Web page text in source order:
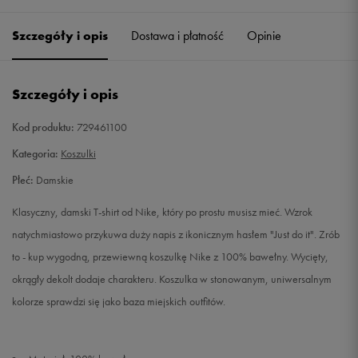
S Powiadom o dostępności
Szczegóły i opis Dostawa i płatność Opinie
Szczegóły i opis
Kod produktu: 729461100
Kategoria: Koszulki
Płeć: Damskie
Klasyczny, damski T-shirt od Nike, który po prostu musisz mieć. Wzrok
natychmiastowo przykuwa duży napis z ikonicznym hasłem "Just do it". Zrób
to - kup wygodną, przewiewną koszulkę Nike z 100% bawełny. Wycięty,
okrągły dekolt dodaje charakteru. Koszulka w stonowanym, uniwersalnym
kolorze sprawdzi się jako baza miejskich outfitów.